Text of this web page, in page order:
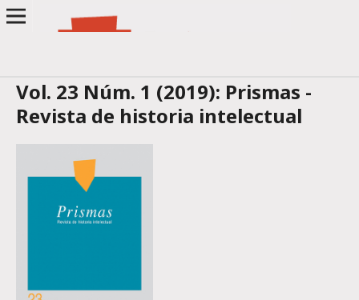
Vol. 23 Núm. 1 (2019): Prismas -
Revista de historia intelectual